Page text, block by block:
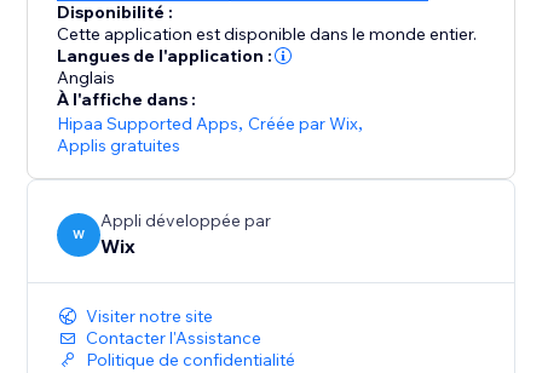
Disponibilité :
Cette application est disponible dans le monde entier.
Langues de l'application :
Anglais
À l'affiche dans :
Hipaa Supported Apps,Créée par Wix,
Applis gratuites
W
Appli développée par
Wix
Visiter notre site
Contacter l'Assistance
Politique de confidentialité